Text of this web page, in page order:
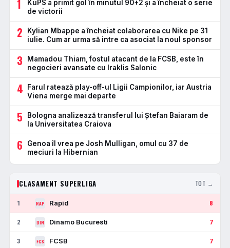
1
KuPS a primit gol în minutul 90+2 și a încheiat o serie
de victorii
2
Kylian Mbappe a încheiat colaborarea cu Nike pe 31
iulie. Cum ar urma să intre ca asociat la noul sponsor
3
Mamadou Thiam, fostul atacant de la FCSB, este în
negocieri avansate cu Iraklis Salonic
4
Farul ratează play-off-ul Ligii Campionilor, iar Austria
Viena merge mai departe
5
Bologna analizează transferul lui Ștefan Baiaram de
la Universitatea Craiova
6
Genoa îl vrea pe Josh Mulligan, omul cu 37 de
meciuri la Hibernian
CLASAMENT SUPERLIGA TOT →
1 RAP Rapid 8
2 DIN Dinamo Bucuresti 7
3 FCS FCSB 7